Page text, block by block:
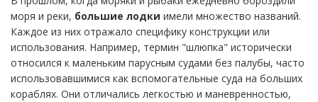
моря и реки, большие лодки имели множество названий.
Каждое из них отражало специфику конструкции или
использования. Например, термин "шлюпка" исторически
относился к маленьким парусным судами без палубы, часто
использовавшимися как вспомогательные суда на больших
кораблях. Они отличались легкостью и маневренностью,